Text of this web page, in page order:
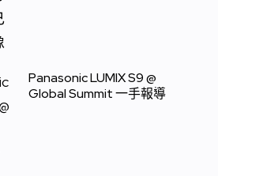
Panasonic LUMIX S9 @
Global Summit 一手報導